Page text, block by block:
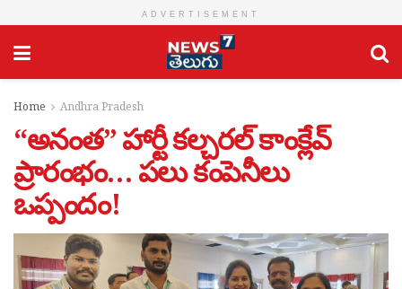
ADVERTISEMENT
Home Andhra Pradesh
“అనంత” హార్టీ కల్చరల్ కాంక్లేవ్
ప్రారంభం… పలు కంపెనీలు
ఒప్పందం!